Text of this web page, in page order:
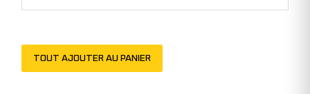
TOUT AJOUTER AU PANIER